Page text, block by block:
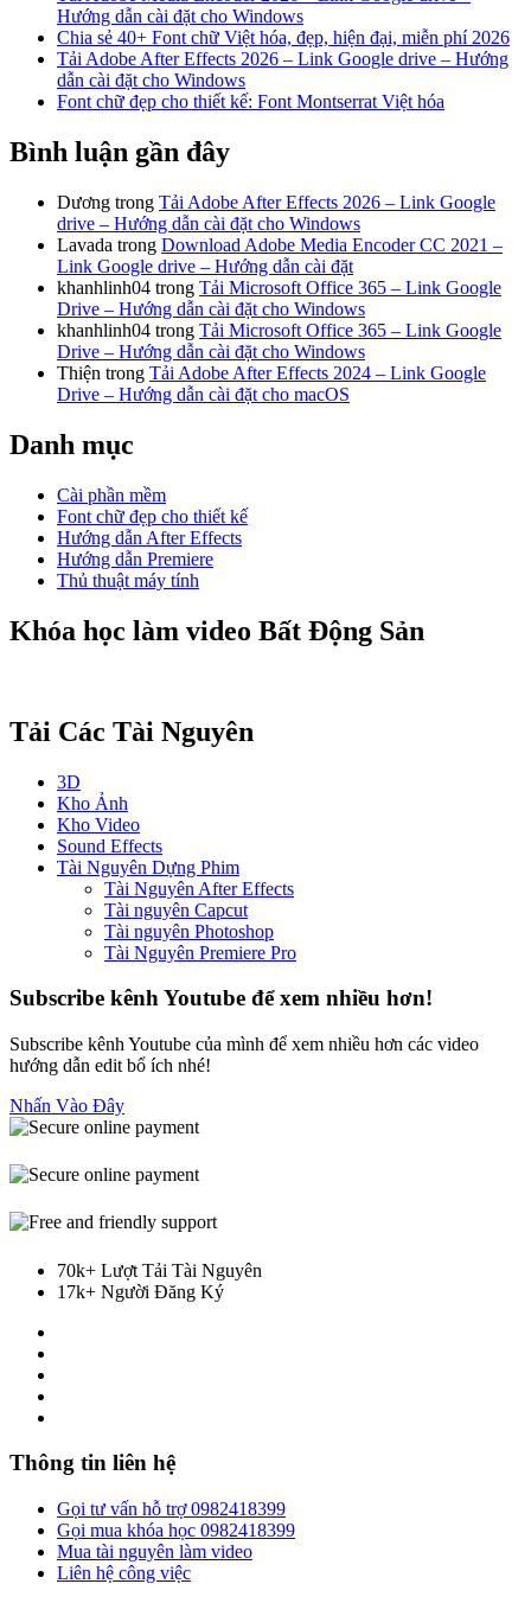
Hướng dẫn cài đặt cho Windows
Chia sẻ 40+ Font chữ Việt hóa, đẹp, hiện đại, miễn phí 2026
Tải Adobe After Effects 2026 – Link Google drive – Hướng
dẫn cài đặt cho Windows
Font chữ đẹp cho thiết kế: Font Montserrat Việt hóa
Bình luận gần đây
Dương trong Tải Adobe After Effects 2026 – Link Google
drive – Hướng dẫn cài đặt cho Windows
Lavada trong Download Adobe Media Encoder CC 2021 –
Link Google drive – Hướng dẫn cài đặt
khanhlinh04 trong Tải Microsoft Office 365 – Link Google
Drive – Hướng dẫn cài đặt cho Windows
khanhlinh04 trong Tải Microsoft Office 365 – Link Google
Drive – Hướng dẫn cài đặt cho Windows
Thiện trong Tải Adobe After Effects 2024 – Link Google
Drive – Hướng dẫn cài đặt cho macOS
Danh mục
Cài phần mềm
Font chữ đẹp cho thiết kế
Hướng dẫn After Effects
Hướng dẫn Premiere
Thủ thuật máy tính
Khóa học làm video Bất Động Sản
Tải Các Tài Nguyên
3D
Kho Ảnh
Kho Video
Sound Effects
Tài Nguyên Dựng Phim
Tài Nguyên After Effects
Tài nguyên Capcut
Tài nguyên Photoshop
Tài Nguyên Premiere Pro
Subscribe kênh Youtube để xem nhiều hơn!
Subscribe kênh Youtube của mình để xem nhiều hơn các video
hướng dẫn edit bổ ích nhé!
Nhấn Vào Đây
70k+ Lượt Tải Tài Nguyên
17k+ Người Đăng Ký
Thông tin liên hệ
Gọi tư vấn hỗ trợ 0982418399
Gọi mua khóa học 0982418399
Mua tài nguyên làm video
Liên hệ công việc